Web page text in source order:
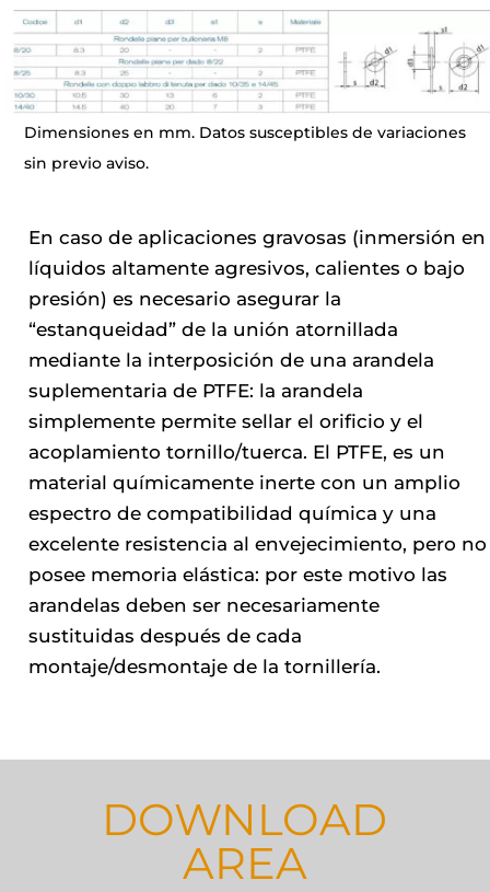
Dimensiones en mm. Datos susceptibles de variaciones
sin previo aviso.
En caso de aplicaciones gravosas (inmersión en
líquidos altamente agresivos, calientes o bajo
presión) es necesario asegurar la
“estanqueidad” de la unión atornillada
mediante la interposición de una arandela
suplementaria de PTFE: la arandela
simplemente permite sellar el orificio y el
acoplamiento tornillo/tuerca. El PTFE, es un
material químicamente inerte con un amplio
espectro de compatibilidad química y una
excelente resistencia al envejecimiento, pero no
posee memoria elástica: por este motivo las
arandelas deben ser necesariamente
sustituidas después de cada
montaje/desmontaje de la tornillería.
DOWNLOAD
AREA